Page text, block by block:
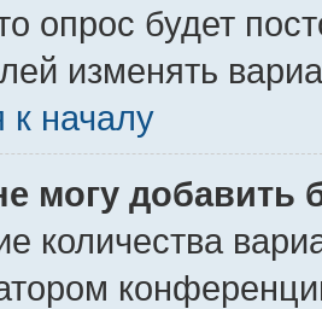
опрос будет
изменять
к началу
могу добавить
количества